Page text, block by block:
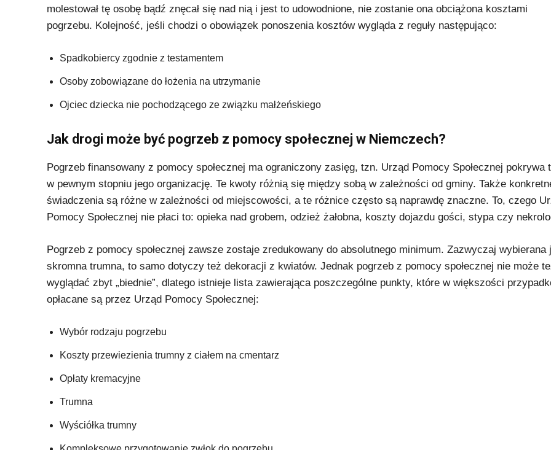
molestował tę osobę bądź znęcał się nad nią i jest to udowodnione, nie zostanie ona obciążona kosztami
pogrzebu. Kolejność, jeśli chodzi o obowiązek ponoszenia kosztów wygląda z reguły następująco:
Spadkobiercy zgodnie z testamentem
Osoby zobowiązane do łożenia na utrzymanie
Ojciec dziecka nie pochodzącego ze związku małżeńskiego
Jak drogi może być pogrzeb z pomocy społecznej w Niemczech?
Pogrzeb finansowany z pomocy społecznej ma ograniczony zasięg, tzn. Urząd Pomocy Społecznej pokrywa
w pewnym stopniu jego organizację. Te kwoty różnią się między sobą w zależności od gminy. Także
świadczenia są różne w zależności od miejscowości, a te różnice często są naprawdę znaczne. To, czego
Pomocy Społecznej nie płaci to: opieka nad grobem, odzież żałobna, koszty dojazdu gości, stypa czy
Pogrzeb z pomocy społecznej zawsze zostaje zredukowany do absolutnego minimum. Zazwyczaj wybierana
skromna trumna, to samo dotyczy też dekoracji z kwiatów. Jednak pogrzeb z pomocy społecznej nie może
wyglądać zbyt „biednie”, dlatego istnieje lista zawierająca poszczególne punkty, które w większości
opłacane są przez Urząd Pomocy Społecznej:
Wybór rodzaju pogrzebu
Koszty przewiezienia trumny z ciałem na cmentarz
Opłaty kremacyjne
Trumna
Wyściółka trumny